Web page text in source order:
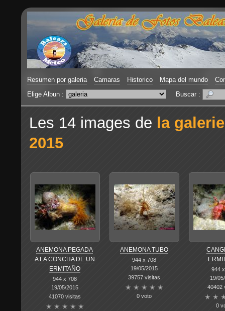
Resumen por galeria Camaras Historico Mapa del mundo
Elige Albun :
Buscar :
Les 14 images de la galerie
2015
ANEMONA PEGADA
A LA CONCHA DE UN
ERMITAÑO
944 x 708
19/05/2015
41070 visitas
ANEMONA TUBO
944 x 708
19/05/2015
39757 visitas
0 voto
944
19/
40402
0